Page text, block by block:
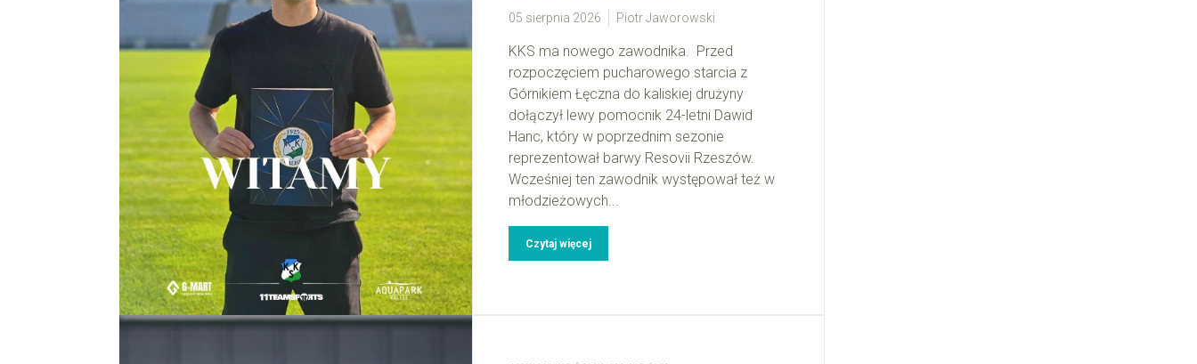
05 sierpnia 2026 Piotr Jaworowski
KKS ma nowego zawodnika. Przed
rozpoczęciem pucharowego starcia z
Górnikiem Łęczna do kaliskiej drużyny
dołączył lewy pomocnik 24-letni Dawid
Hanc, który w poprzednim sezonie
reprezentował barwy Resovii Rzeszów.
Wcześniej ten zawodnik występował też w
młodzieżowych...
Czytaj więcej